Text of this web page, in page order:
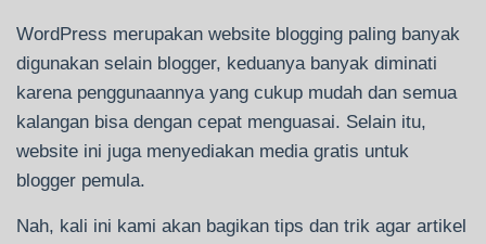
WordPress merupakan website blogging paling banyak
digunakan selain blogger, keduanya banyak diminati
karena penggunaannya yang cukup mudah dan semua
kalangan bisa dengan cepat menguasai. Selain itu,
website ini juga menyediakan media gratis untuk
blogger pemula.
Nah, kali ini kami akan bagikan tips dan trik agar artikel